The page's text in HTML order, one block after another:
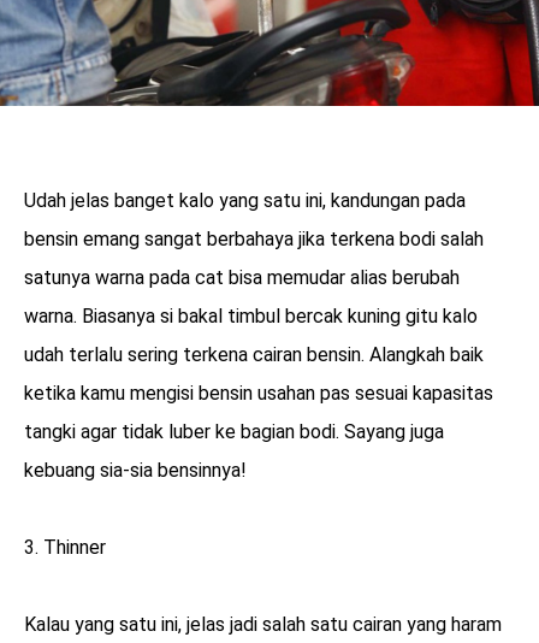
Udah jelas banget kalo yang satu ini, kandungan pada
bensin emang sangat berbahaya jika terkena bodi salah
satunya warna pada cat bisa memudar alias berubah
warna. Biasanya si bakal timbul bercak kuning gitu kalo
udah terlalu sering terkena cairan bensin. Alangkah baik
ketika kamu mengisi bensin usahan pas sesuai kapasitas
tangki agar tidak luber ke bagian bodi. Sayang juga
kebuang sia-sia bensinnya!
3. Thinner
Kalau yang satu ini, jelas jadi salah satu cairan yang haram